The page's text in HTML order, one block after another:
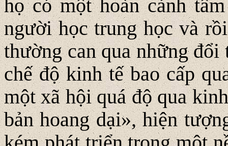
họ có một hoàn cảnh
người học trung học và
thường can qua những
chế độ kinh tế bao cấp
một xã hội quá độ qua
bản hoang dại», hiện